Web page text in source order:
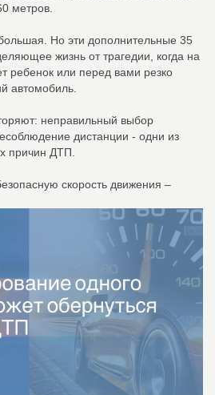
метров.
Но эти дополнительные 35
жизнь от трагедии, когда на
ребенок или перед вами резко
автомобиль.
неправильный выбор
дистанции - одни из
причин ДТП.
скорость движения –